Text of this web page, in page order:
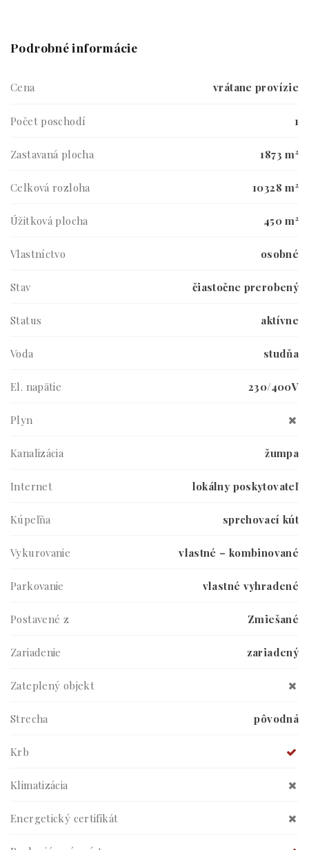
Podrobné informácie
Cena vrátane provízie
Počet poschodí 1
Zastavaná plocha 1873 m²
Celková rozloha 10328 m²
Úžitková plocha 450 m²
Vlastníctvo osobné
Stav čiastočne prerobený
Status aktívne
Voda studňa
El. napätie 230/400V
Plyn
Kanalizácia žumpa
Internet lokálny poskytovateľ
Kúpeľňa sprchovací kút
Vykurovanie vlastné – kombinované
Parkovanie vlastné vyhradené
Postavené z Zmiešané
Zariadenie zariadený
Zateplený objekt
Strecha pôvodná
Krb
Klimatizácia
Energetický certifikát